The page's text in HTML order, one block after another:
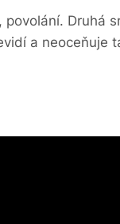
a neoceňuje